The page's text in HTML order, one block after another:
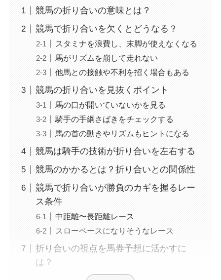
競馬の折り合いの意味とは？
競馬で折り合いを欠くとどうなる？
スタミナを浪費し、末脚が使えなくなる
馬がリズムを崩して走れない
他馬との接触や不利を招く場合もある
競馬の折り合いを見抜くポイント
馬の口が開いていないかを見る
騎手の手綱さばきをチェックする
馬の首の動きやリズムもヒントになる
競馬は騎手の技術が折り合いを左右する
競馬のかかるとは？折り合いとの関係性
競馬で折り合いが勝負のカギを握るレー
ス条件
中距離〜長距離レース
スローペースになりそうなレース
折り合いの視点を馬券予想に活かすに
は？